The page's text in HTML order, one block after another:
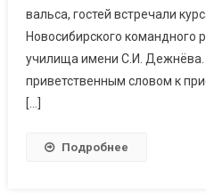
вальса, гостей встречали
Новосибирского командного
училища имени С.И.
приветственным словом к
[…]
Подробнее